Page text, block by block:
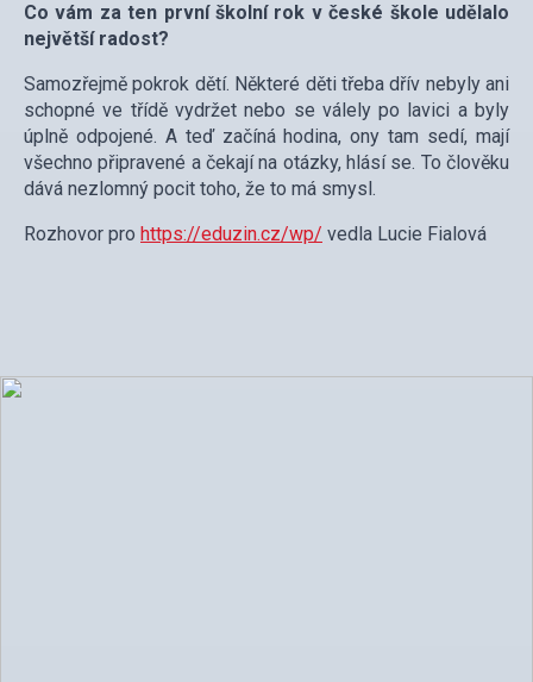
Co vám za ten první školní rok v české škole udělalo
největší radost?
Samozřejmě pokrok dětí. Některé děti třeba dřív nebyly ani
schopné ve třídě vydržet nebo se válely po lavici a byly
úplně odpojené. A teď začíná hodina, ony tam sedí, mají
všechno připravené a čekají na otázky, hlásí se. To člověku
dává nezlomný pocit toho, že to má smysl.
Rozhovor pro https://eduzin.cz/wp/ vedla Lucie Fialová